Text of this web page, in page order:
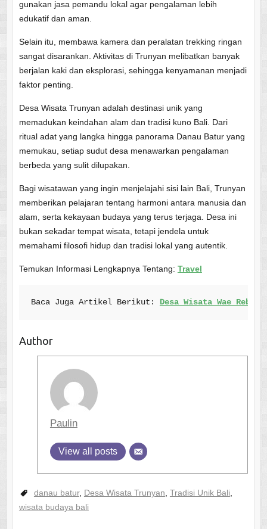
gunakan jasa pemandu lokal agar pengalaman lebih
edukatif dan aman.
Selain itu, membawa kamera dan peralatan trekking ringan
sangat disarankan. Aktivitas di Trunyan melibatkan banyak
berjalan kaki dan eksplorasi, sehingga kenyamanan menjadi
faktor penting.
Desa Wisata Trunyan adalah destinasi unik yang
memadukan keindahan alam dan tradisi kuno Bali. Dari
ritual adat yang langka hingga panorama Danau Batur yang
memukau, setiap sudut desa menawarkan pengalaman
berbeda yang sulit dilupakan.
Bagi wisatawan yang ingin menjelajahi sisi lain Bali, Trunyan
memberikan pelajaran tentang harmoni antara manusia dan
alam, serta kekayaan budaya yang terus terjaga. Desa ini
bukan sekadar tempat wisata, tetapi jendela untuk
memahami filosofi hidup dan tradisi lokal yang autentik.
Temukan Informasi Lengkapnya Tentang: Travel
Baca Juga Artikel Berikut: Desa Wisata Wae
Author
Paulin
View all posts
danau batur, Desa Wisata Trunyan Tradisi Unik Bali
wisata budaya bali